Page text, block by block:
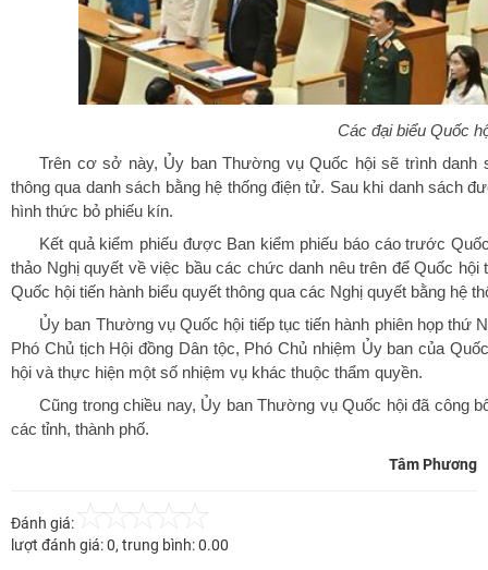
Các đại biểu Quốc
Trên cơ sở này, Ủy ban Thường vụ Quốc hội sẽ trình
thông qua danh sách bằng hệ thống điện tử. Sau khi danh sách
hình thức bỏ phiếu kín.
Kết quả kiểm phiếu được Ban kiểm phiếu báo cáo trước
thảo Nghị quyết về việc bầu các chức danh nêu trên để Quốc
Quốc hội tiến hành biểu quyết thông qua các Nghị quyết bằng hệ
Ủy ban Thường vụ Quốc hội tiếp tục tiến hành phiên họp thứ
Phó Chủ tịch Hội đồng Dân tộc, Phó Chủ nhiệm Ủy ban của
hội và thực hiện một số nhiệm vụ khác thuộc thẩm quyền.
Cũng trong chiều nay, Ủy ban Thường vụ Quốc hội đã công
các tỉnh, thành phố.
Tâm Phương
Đánh giá:
lượt đánh giá:0, trung bình:0.00